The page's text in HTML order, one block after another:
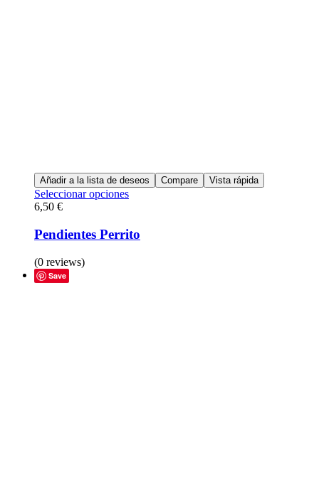
Añadir a la lista de deseos Compare Vista rápida
Seleccionar opciones
6,50 €
Pendientes Perrito
(0 reviews)
Save